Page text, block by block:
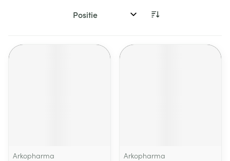
Sorteer op:
Arkopharma
Arkopharma